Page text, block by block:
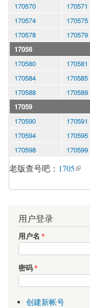
170570
170571
170574
170575
170578
170579
17058
170580
170581
170584
170585
170588
170589
17059
170590
170591
170594
170595
170598
170599
老版查号吧： 1705
用户登录
用户名 *
密码*
创建新帐号